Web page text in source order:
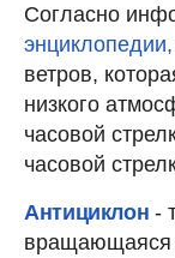
Согласно
энциклопедии,
ветров,
низкого
часовой
часовой
Антициклон-
вращающаяся